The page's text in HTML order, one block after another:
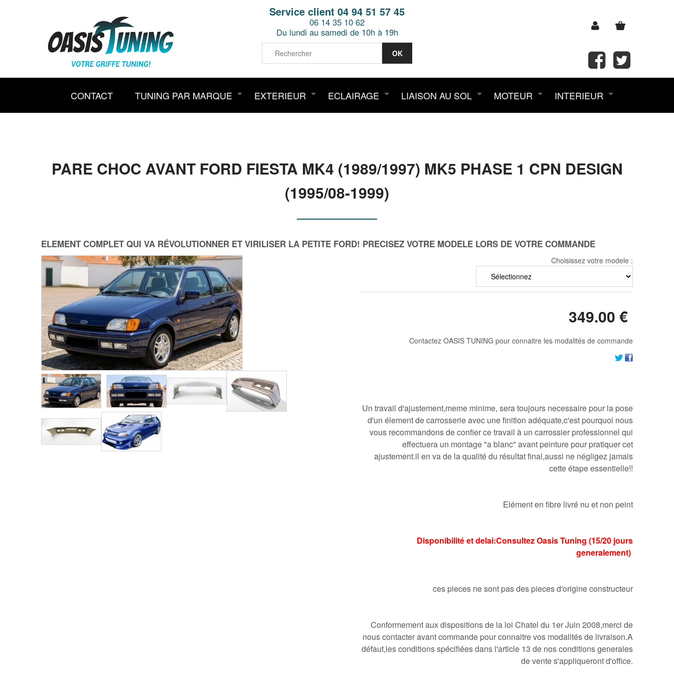
Service client 04 94 51 57 45
06 14 35 10 62
Du lundi au samedi de 10h à 19h
CONTACT TUNING PAR MARQUE EXTERIEUR ECLAIRAGE LIAISON AU SOL MOTEUR INTERIEUR
PARE CHOC AVANT FORD FIESTA MK4 (1989/1997) MK5 PHASE 1 CPN DESIGN
(1995/08-1999)
ELEMENT COMPLET QUI VA RÉVOLUTIONNER ET VIRILISER LA PETITE FORD! PRECISEZ VOTRE MODELE LORS DE VOTRE COMMANDE
Choisissez votre modele :
349.00 €
Contactez OASIS TUNING pour connaitre les modalités de commande
Un travail d'ajustement,meme minime, sera toujours necessaire pour la pose
d'un élement de carrosserie avec une finition adéquate,c'est pourquoi nous
vous recommandons de confier ce travail à un carrossier professionnel qui
effectuera un montage "a blanc" avant peinture pour pratiquer cet
ajustement.il en va de la qualité du résultat final,aussi ne négligez jamais
cette étape essentielle!!
Elément en fibre livré nu et non peint
Disponibilité et delai:Consultez Oasis Tuning (15/20 jours
generalement)
ces pieces ne sont pas des pieces d'origine constructeur
Conformement aux dispositions de la loi Chatel du 1er Juin 2008,merci de
nous contacter avant commande pour connaitre vos modalités de livraison.A
défaut,les conditions spécifiées dans l'article 13 de nos conditions generales
de vente s'appliqueront d'office.